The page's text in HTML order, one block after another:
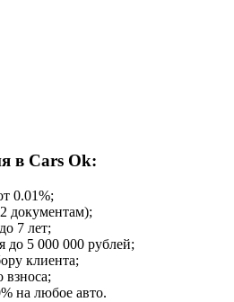
в Cars Ok:
0.01%;
документам);
7 лет;
до 5 000 000 рублей;
клиента;
взноса;
на любое авто.